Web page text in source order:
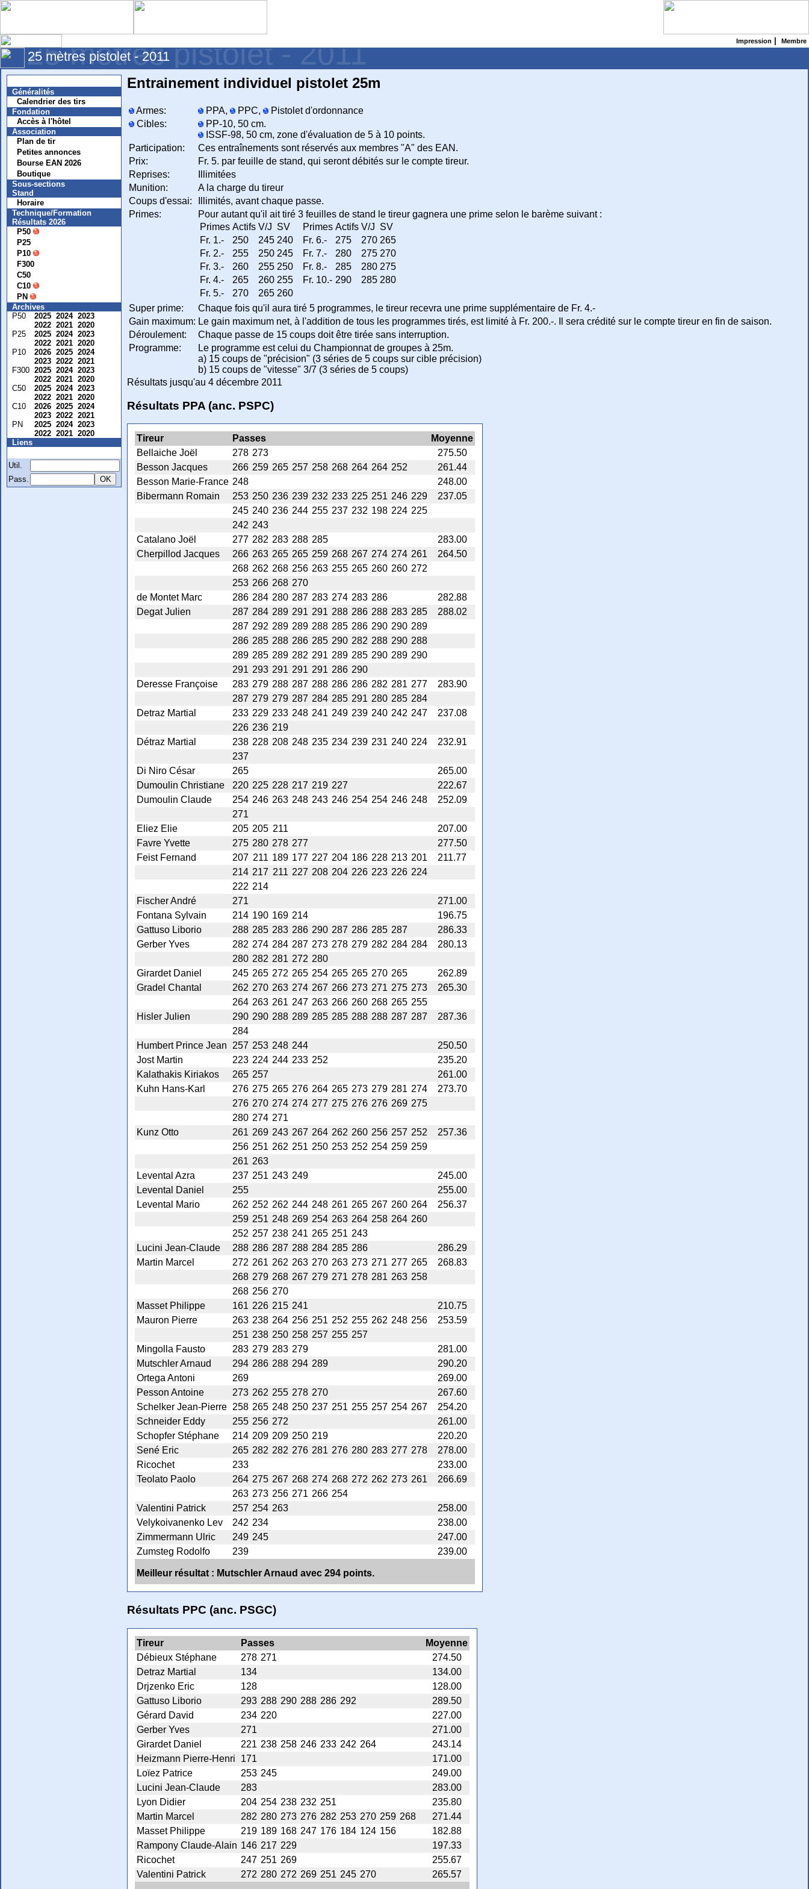
Impression Membre
25 mètres pistolet - 2011
25 mètres pistolet - 2011
Généralités
Calendrier des tirs
Fondation
Accès à l'hôtel
Association
Plan de tir
Petites annonces
Bourse EAN 2026
Boutique
Sous-sections
Stand
Horaire
Technique/Formation
Résultats 2026
P50
P25
P10
F300
C50
C10
PN
Archives
P50
2025 2024 2023
2022 2021 2020
P25
2025 2024 2023
2022 2021 2020
P10
2026 2025 2024
2023 2022 2021
F300 2025 2024 2023
2022 2021 2020
C50
2025 2024 2023
2022 2021 2020
C10
2026 2025 2024
2023 2022 2021
PN
2025 2024 2023
2022 2021 2020
Liens
Util.
Pass.
Entrainement individuel pistolet 25m
Armes: PPA, PPC,
Pistolet d'ordonnance
Cibles:
PP-10, 50 cm.
ISSF-98, 50 cm, zone d'évaluation de 5 à 10 points.
Participation:
Ces entraînements sont réservés aux membres "A" des EAN.
Prix:
Fr. 5. par feuille de stand, qui seront débités sur le compte tireur.
Reprises:
Illimitées
Munition:
A la charge du tireur
Coups d'essai:
Illimités, avant chaque passe.
Primes:
Pour autant qu'il ait tiré 3 feuilles de stand le tireur gagnera une prime selon le barème suivant :
Primes Actifs V/J SV Primes Actifs V/J SV
Fr. 1.-
250 245 240 Fr. 6.- 275 270 265
Fr. 2.-
255 250 245 Fr. 7.- 280 275 270
Fr. 3.-
260 255 250 Fr. 8.- 285 280 275
Fr. 4.-
265 260 255 Fr. 10.- 290 285 280
Fr. 5.-
270 265 260
Super prime:
Chaque fois qu'il aura tiré 5 programmes, le tireur recevra une prime supplémentaire de Fr. 4.-
Gain maximum: Le gain maximum net, à l'addition de tous les programmes tirés, est limité à Fr. 200.-. Il sera crédité sur le compte tireur en fin de saison.
Déroulement:
Chaque passe de 15 coups doit être tirée sans interruption.
Programme:
Le programme est celui du Championnat de groupes à 25m.
a) 15 coups de "précision" (3 séries de 5 coups sur cible précision)
b) 15 coups de "vitesse" 3/7 (3 séries de 5 coups)
Résultats jusqu'au 4 décembre 2011
Résultats PPA (anc. PSPC)
Tireur Passes
Moyenne
Bellaiche Joël
278 273
275.50
Besson Jacques
266 259 265 257 258 268 264 264 252
261.44
Besson Marie-France 248
248.00
Bibermann Romain
253 250 236 239 232 233 225 251 246 229
237.05
245 240 236 244 255 237 232 198 224 225
242 243
Catalano Joël
277 282 283 288 285
283.00
Cherpillod Jacques
266 263 265 265 259 268 267 274 274 261
264.50
268 262 268 256 263 255 265 260 260 272
253 266 268 270
de Montet Marc
286 284 280 287 283 274 283 286
282.88
Degat Julien
287 284 289 291 291 288 286 288 283 285
288.02
287 292 289 289 288 285 286 290 290 289
286 285 288 286 285 290 282 288 290 288
289 285 289 282 291 289 285 290 289 290
291 293 291 291 291 286 290
Deresse Françoise
283 279 288 287 288 286 286 282 281 277
283.90
287 279 279 287 284 285 291 280 285 284
Detraz Martial
233 229 233 248 241 249 239 240 242 247
237.08
226 236 219
Détraz Martial
238 228 208 248 235 234 239 231 240 224
232.91
237
Di Niro César
265
265.00
Dumoulin Christiane
220 225 228 217 219 227
222.67
Dumoulin Claude
254 246 263 248 243 246 254 254 246 248
252.09
271
Eliez Elie
205 205 211
207.00
Favre Yvette
275 280 278 277
277.50
Feist Fernand
207 211 189 177 227 204 186 228 213 201
211.77
214 217 211 227 208 204 226 223 226 224
222 214
Fischer André
271
271.00
Fontana Sylvain
214 190 169 214
196.75
Gattuso Liborio
288 285 283 286 290 287 286 285 287
286.33
Gerber Yves
282 274 284 287 273 278 279 282 284 284
280.13
280 282 281 272 280
Girardet Daniel
245 265 272 265 254 265 265 270 265
262.89
Gradel Chantal
262 270 263 274 267 266 273 271 275 273
265.30
264 263 261 247 263 266 260 268 265 255
Hisler Julien
290 290 288 289 285 285 288 288 287 287
287.36
284
Humbert Prince Jean
257 253 248 244
250.50
Jost Martin
223 224 244 233 252
235.20
Kalathakis Kiriakos
265 257
261.00
Kuhn Hans-Karl
276 275 265 276 264 265 273 279 281 274
273.70
276 270 274 274 277 275 276 276 269 275
280 274 271
Kunz Otto
261 269 243 267 264 262 260 256 257 252
257.36
256 251 262 251 250 253 252 254 259 259
261 263
Levental Azra
237 251 243 249
245.00
Levental Daniel
255
255.00
Levental Mario
262 252 262 244 248 261 265 267 260 264
256.37
259 251 248 269 254 263 264 258 264 260
252 257 238 241 265 251 243
Lucini Jean-Claude
288 286 287 288 284 285 286
286.29
Martin Marcel
272 261 262 263 270 263 273 271 277 265
268.83
268 279 268 267 279 271 278 281 263 258
268 256 270
Masset Philippe
161 226 215 241
210.75
Mauron Pierre
263 238 264 256 251 252 255 262 248 256
253.59
251 238 250 258 257 255 257
Mingolla Fausto
283 279 283 279
281.00
Mutschler Arnaud
294 286 288 294 289
290.20
Ortega Antoni
269
269.00
Pesson Antoine
273 262 255 278 270
267.60
Schelker Jean-Pierre 258 265 248 250 237 251 255 257 254 267
254.20
Schneider Eddy
255 256 272
261.00
Schopfer Stéphane
214 209 209 250 219
220.20
Sené Eric
265 282 282 276 281 276 280 283 277 278
278.00
Ricochet
233
233.00
Teolato Paolo
264 275 267 268 274 268 272 262 273 261
266.69
263 273 256 271 266 254
Valentini Patrick
257 254 263
258.00
Velykoivanenko Lev
242 234
238.00
Zimmermann Ulric
249 245
247.00
Zumsteg Rodolfo
239 239.00
Meilleur résultat : Mutschler Arnaud avec 294 points.
Résultats PPC (anc. PSGC)
Tireur Passes
Moyenne
Débieux Stéphane
278 271
274.50
Detraz Martial
134
134.00
Drjzenko Eric
128
128.00
Gattuso Liborio
293 288 290 288 286 292
289.50
Gérard David
234 220
227.00
Gerber Yves
271
271.00
Girardet Daniel
221 238 258 246 233 242 264
243.14
Heizmann Pierre-Henri
171
171.00
Loïez Patrice
253 245
249.00
Lucini Jean-Claude
283
283.00
Lyon Didier
204 254 238 232 251
235.80
Martin Marcel
282 280 273 276 282 253 270 259 268
271.44
Masset Philippe
219 189 168 247 176 184 124 156
182.88
Rampony Claude-Alain 146 217 229
197.33
Ricochet
247 251 269
255.67
Valentini Patrick
272 280 272 269 251 245 270 265.57